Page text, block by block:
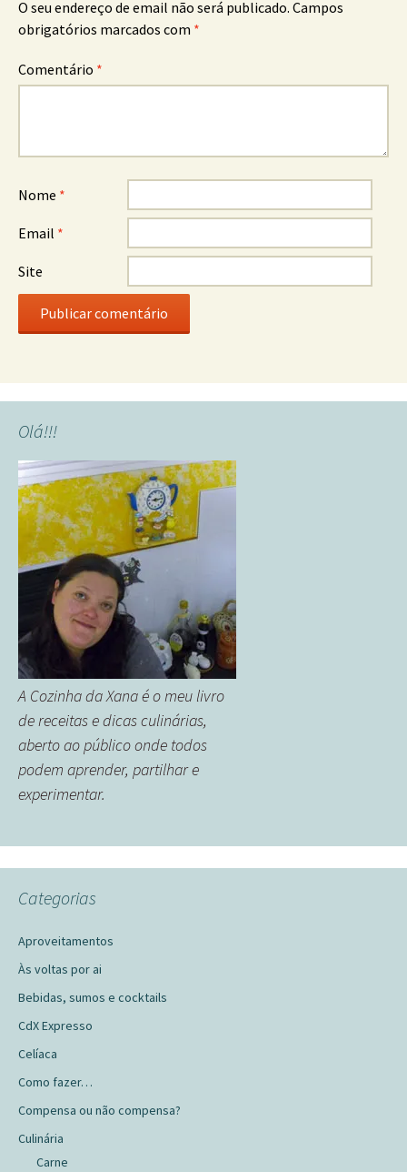
O seu endereço de email não será publicado. Campos
obrigatórios marcados com *
Comentário *
Nome *
Email *
Site
Olá!!!
A Cozinha da Xana é o meu livro
de receitas e dicas culinárias,
aberto ao público onde todos
podem aprender, partilhar e
experimentar.
Categorias
Aproveitamentos
Às voltas por ai
Bebidas, sumos e cocktails
CdX Expresso
Celíaca
Como fazer…
Compensa ou não compensa?
Culinária
Carne